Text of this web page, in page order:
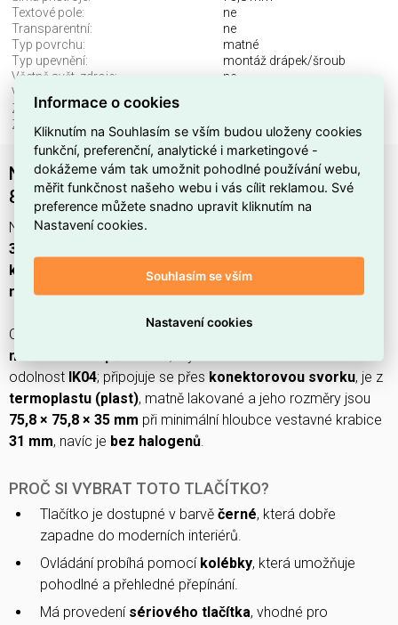
Textové pole:
ne
Transparentní:
ne
Typ povrchu:
matné
Typ upevnění:
montáž drápek/šroub
Včetně svět. zdroje:
ne
Výška přístroje:
Způsob montáže:
Způsob ovládání:
kolébka
NILOE S. TLAČÍTKO DVOJ.ČER. LEGRAND
863512B
NILOE S. TLAČÍTKO DVOJ.ČER. LEGRAND
3414972868266
kolébkou
z produktové řadyNILOÉ STEP
montáž pod omítkus upevněnímdrápek/šroub.
Obsahuje
nominálním napětí 250 V
odolnost IK04; připojuje se přes konektorovou svorku, je z
termoplastu (plast), matně lakované a jeho rozměry jsou
75,8 × 75,8 × 35 mm při minimální hloubce vestavné krabice
31 mm, navíc je bez halogenů.
PROČ SI VYBRAT TOTO TLAČÍTKO?
Tlačítko je dostupné v barvě černé, která dobře
zapadne do moderních interiérů.
Ovládání probíhá pomocí kolébky, která umožňuje
pohodlné a přehledné přepínání.
Má provedení sériového tlačítka, vhodné pro
Informace o cookies
Kliknutím na Souhlasím se vším budou uloženy cookies
funkční, preferenční, analytické i marketingové -
dokážeme vám tak umožnit pohodlné používání webu,
měřit funkčnost našeho webu i vás cílit reklamou. Své
preference můžete snadno upravit kliknutím na
Nastavení cookies.
Souhlasím se vším
Nastavení cookies